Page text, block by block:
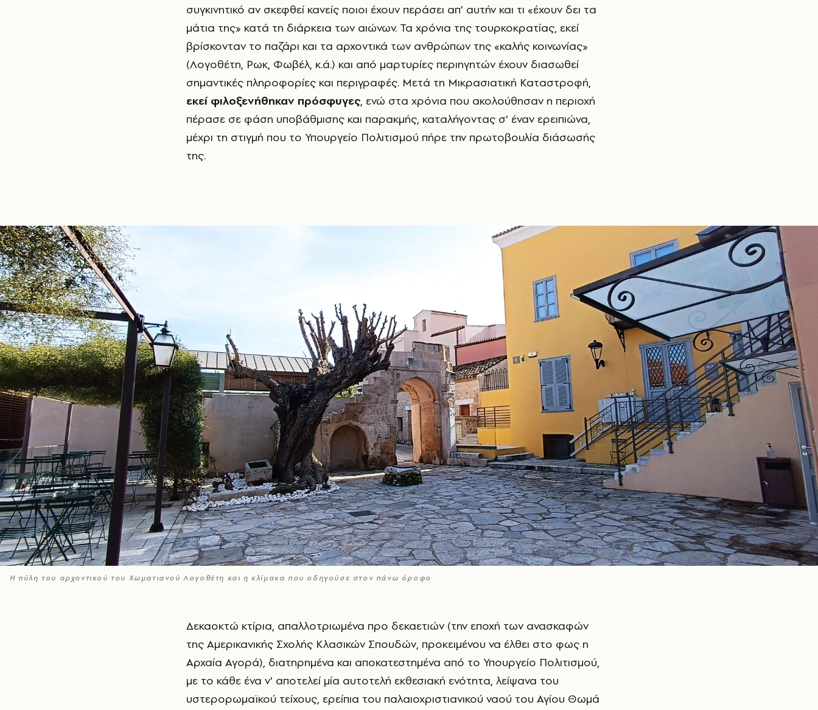
συγκινητικό αν σκεφθεί κανείς ποιοι έχουν περάσει απ' αυτήν και τι «έχουν δει τα
μάτια της» κατά τη διάρκεια των αιώνων. Τα χρόνια της τουρκοκρατίας, εκεί
βρίσκονταν το παζάρι και τα αρχοντικά των ανθρώπων της «καλής κοινωνίας»
(Λογοθέτη, Ρωκ, Φωβέλ, κ.ά.) και από μαρτυρίες περιηγητών έχουν διασωθεί
σημαντικές πληροφορίες και περιγραφές. Μετά τη Μικρασιατική Καταστροφή,
εκεί φιλοξενήθηκαν πρόσφυγες, ενώ στα χρόνια που ακολούθησαν η περιοχή
πέρασε σε φάση υποβάθμισης και παρακμής, καταλήγοντας σ' έναν ερειπιώνα,
μέχρι τη στιγμή που το Υπουργείο Πολιτισμού πήρε την πρωτοβουλία διάσωσής
της.
Η πύλη του αρχοντικού του Χωματιανού Λογοθέτη και η κλίμακα που οδηγούσε στον πάνω όροφο
Δεκαοκτώ κτίρια, απαλλοτριωμένα προ δεκαετιών (την εποχή των ανασκαφών
της Αμερικανικής Σχολής Κλασικών Σπουδών, προκειμένου να έλθει στο φως η
Αρχαία Αγορά), διατηρημένα και αποκατεστημένα από το Υπουργείο Πολιτισμού,
με το κάθε ένα ν' αποτελεί μία αυτοτελή εκθεσιακή ενότητα, λείψανα του
υστερορωμαϊκού τείχους, ερείπια του παλαιοχριστιανικού ναού του Αγίου Θωμά